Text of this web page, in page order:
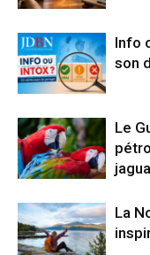
Info
son
Le
La